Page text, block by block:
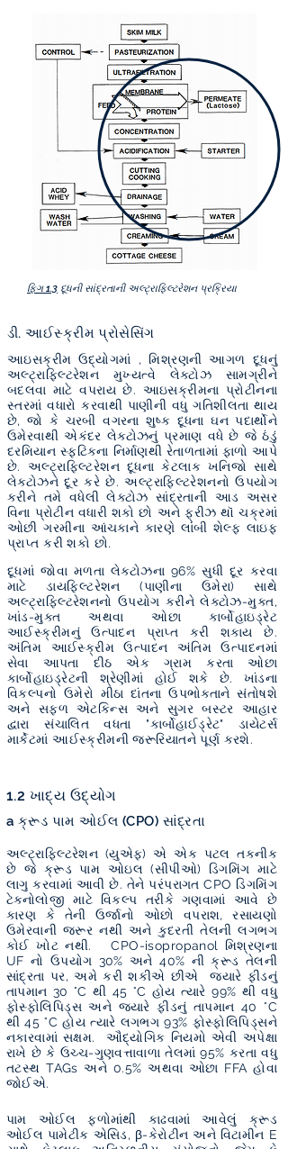
ફિગ 1.3 દૂધની સાંદ્રતાની અલ્ટ્રાફિલ્ટરેશન પ્રક્રિયા
ડી. આઈસ્ક્રીમ પ્રોસેસિંગ
આઇસક્રીમ ઉદ્યોગમાં ,
મિશ્રણની આગળ દૂધનું
અલ્ટ્રાફિલ્ટરેશન મુખ્યત્વે લેક્ટોઝ સામગ્રીને
બદલવા માટે વપરાય છે. આઇસક્રીમના પ્રોટીનના
સ્તરમાં વધારો કરવાથી પાણીની વધુ ગતિશીલતા થાય
છે, જો કે ચરબી વગરના શુષ્ક દૂધના ઘન પદાર્થોને
ઉમેરવાથી એકંદર લેક્ટોઝનું પ્રમાણ વધે છે જે ઠંડું
દરમિયાન સ્ફટિકના નિર્માણથી રેતાળતામાં ફાળો આપે
છે. અલ્ટ્રાફિલ્ટરેશન દૂધના કેટલાક ખનિજો સાથે
લેક્ટોઝને દૂર કરે છે. અલ્ટ્રાફિલ્ટરેશનનો ઉપયોગ
કરીને તમે વધેલી લેક્ટોઝ સાંદ્રતાની આડ અસર
વિના પ્રોટીન વધારી શકો છો અને ફ્રીઝ થૉ ચક્રમાં
ઓછી ગરમીના આંચકાને કારણે લાંબી શેલ્ફ લાઇફ
પ્રાપ્ત કરી શકો છો.
દૂધમાં જોવા મળતા લેક્ટોઝના 96% સુધી દૂર કરવા
માટે ડાયફિલ્ટરેશન (પાણીના ઉમેરા) સાથે
અલ્ટ્રાફિલ્ટરેશનનો ઉપયોગ કરીને લેક્ટોઝ-મુક્ત,
ખાંડ-મુક્ત અથવા ઓછા કાર્બોહાઇડ્રેટ
આઈસ્ક્રીમનું ઉત્પાદન પ્રાપ્ત કરી શકાય છે.
અંતિમ આઈસ્ક્રીમ ઉત્પાદન અંતિમ ઉત્પાદનમાં
સેવા આપતા દીઠ એક ગ્રામ કરતા ઓછા
કાર્બોહાઇડ્રેટની શ્રેણીમાં હોઈ શકે છે. ખાંડના
વિકલ્પનો ઉમેરો મીઠા દાંતના ઉપભોક્તાને સંતોષશે
અને સફળ એટકિન્સ અને સુગર બસ્ટર આહાર
દ્વારા સંચાલિત વધતા "કાર્બોહાઈડ્રેટ" ડાયેટર્સ
માર્કેટમાં આઈસ્ક્રીમની જરૂરિયાતને પૂર્ણ કરશે.
1.2 ખાદ્ય ઉદ્યોગ
a ક્રૂડ પામ ઓઈલ (CPO) સાંદ્રતા
અલ્ટ્રાફિલ્ટરેશન (યુએફ) એ એક પટલ તકનીક
છે જે ક્રૂડ પામ ઓઇલ (સીપીઓ) ડિગમિંગ માટે
લાગુ કરવામાં આવી છે. તેને પરંપરાગત CPO ડિગમિંગ
ટેક્નોલોજી માટે વિકલ્પ તરીકે ગણવામાં આવે છે
કારણ કે તેની ઉર્જાનો ઓછો વપરાશ, રસાયણો
ઉમેરવાની જરૂર નથી અને કુદરતી તેલની લગભગ
કોઈ ખોટ નથી. CPO-isopropanol મિશ્રણના
UF નો ઉપયોગ 30% અને 40% ની ક્રૂડ તેલની
સાંદ્રતા પર, અમે કરી શકીએ છીએ જ્યારે ફીડનું
તાપમાન 30 °C થી 45 °C હોય ત્યારે 99% થી વધુ
ફોસ્ફોલિપિડ્સ અને જ્યારે ફીડનું તાપમાન 40 °C
થી 45 °C હોય ત્યારે લગભગ 93% ફોસ્ફોલિપિડ્સને
નકારવામાં સક્ષમ. ઔદ્યોગિક નિયમો એવી અપેક્ષા
રાખે છે કે ઉચ્ચ-ગુણવત્તાવાળા તેલમાં 95% કરતા વધુ
તટસ્થ TAGs અને 0.5% અથવા ઓછા FFA હોવા
જોઈએ.
પામ ઓઈલ ફળોમાંથી કાઢવામાં આવેલું ક્રૂડ
ઓઈલ પામેટીક એસિડ, β-કેરોટીન અને વિટામીન E